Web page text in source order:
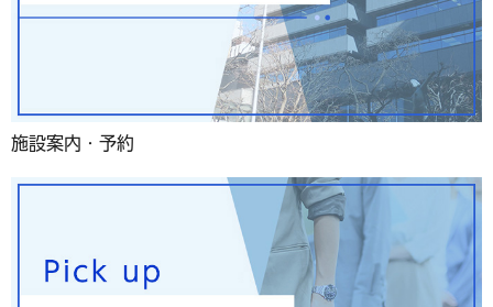
施設案内・予約